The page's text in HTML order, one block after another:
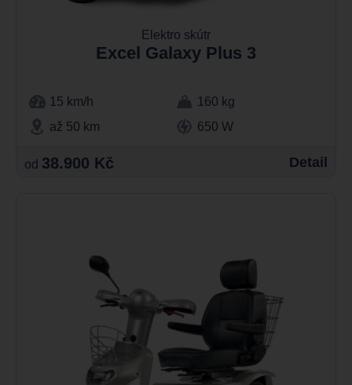
Elektro skútr
Excel Galaxy Plus 3
15 km/h
160 kg
až 50 km
650 W
od 38.900 Kč Detail